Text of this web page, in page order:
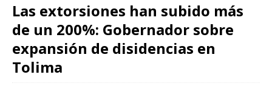
Las extorsiones han subido más
de un 200%: Gobernador sobre
expansión de disidencias en
Tolima